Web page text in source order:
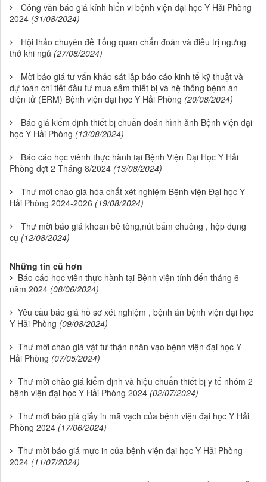
Công văn báo giá kính hiển vi bệnh viện đại học Y Hải Phòng
2024 (31/08/2024)
Hội thảo chuyên đề Tổng quan chẩn đoán và điều trị ngưng
thở khi ngủ (27/08/2024)
Mời báo giá tư vấn khảo sát lập báo cáo kinh tế kỹ thuật và
dự toán chi tiết đầu tư mua sắm thiết bị và hệ thống bệnh án
điện tử (ERM) Bệnh viện đại học Y Hải Phòng (20/08/2024)
Báo giá kiểm định thiết bị chuẩn đoán hình ảnh Bệnh viện đại
học Y Hải Phòng (13/08/2024)
Báo cáo học viênh thực hành tại Bệnh Viện Đại Học Y Hải
Phòng đợt 2 Tháng 8/2024 (13/08/2024)
Thư mời chào giá hóa chất xét nghiệm Bệnh viện Đại học Y
Hải Phòng 2024-2026 (19/08/2024)
Thư mời báo giá khoan bê tông,nút bấm chuông , hộp dụng
cụ (12/08/2024)
Những tin cũ hơn
Báo cáo học viên thực hành tại Bệnh viện tính đến tháng 6
năm 2024 (08/06/2024)
Yêu cầu báo giá hồ sơ xét nghiệm , bệnh án bệnh viện đại học
Y Hải Phòng (09/08/2024)
Thư mời chào giá vật tư thận nhân vạo bệnh viện đại học Y
Hải Phòng (07/05/2024)
Thư mời chào giá kiểm định và hiệu chuẩn thiết bị y tế nhóm 2
bệnh viện đại học Y Hải Phòng 2024 (02/07/2024)
Thư mời báo giá giấy in mã vạch của bệnh viện đại học Y Hải
Phòng 2024 (17/06/2024)
Thư mời báo giá mực in của bệnh viện đại học Y Hải Phòng
2024 (11/07/2024)